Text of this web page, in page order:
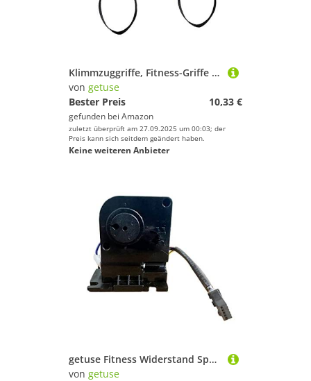
Klimmzuggriffe, Fitness-Griffe und Gurte, robuste Kabelmaschinengriffe, Trainingsgriffe, Gewichtheben, Hantelstange, Kabel für Fitnessstudio, Zuhause, Klimmzugstangen, Langhanteln, Workout
von getuse
Bester Preis
10,33 €
gefunden bei Amazon
zuletzt überprüft am 27.09.2025 um 00:03; der
Preis kann sich seitdem geändert haben.
Keine weiteren Anbieter
getuse Fitness Widerstand Spannungsmotor für Rudergerät und Heimtrainer tragbar verstellbar Gym Training Zubehör
von getuse